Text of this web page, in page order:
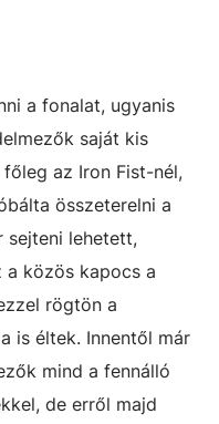
a fonalat, ugyanis
saját kis
az Iron Fist-nél,
összeterelni a
sejteni lehetett,
a közös kapocs a
rögtön a
is éltek. Innentől már
mind a fennálló
de erről majd